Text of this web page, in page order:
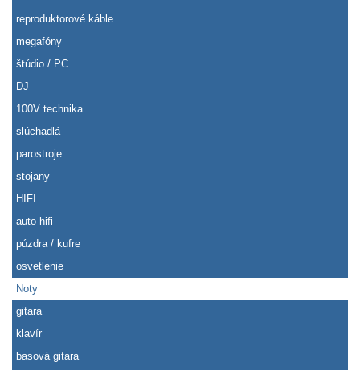
reproduktorové káble
megafóny
štúdio / PC
DJ
100V technika
slúchadlá
parostroje
stojany
HIFI
auto hifi
púzdra / kufre
osvetlenie
Noty
gitara
klavír
basová gitara